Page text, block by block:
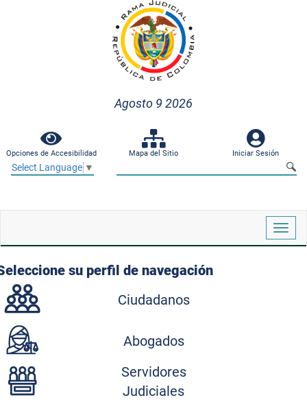
Agosto 9 2026
Opciones de Accesibilidad Mapa del Sitio Iniciar Sesión
Select Language ▼
su perfil de navegación
Ciudadanos
Abogados
Servidores
Judiciales